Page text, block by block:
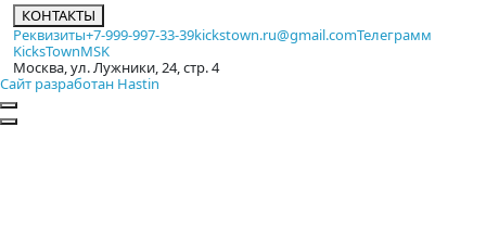
КОНТАКТЫ
Реквизиты+7-999-997-33-39kickstown.ru@gmail.comТелеграмм
KicksTownMSK
Москва, ул. Лужники, 24, стр. 4
Сайт разработан Hastin